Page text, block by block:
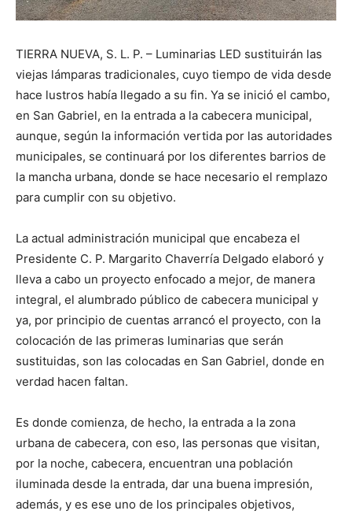
TIERRA NUEVA, S. L. P. – Luminarias LED sustituirán las
viejas lámparas tradicionales, cuyo tiempo de vida desde
hace lustros había llegado a su fin. Ya se inició el cambo,
en San Gabriel, en la entrada a la cabecera municipal,
aunque, según la información vertida por las autoridades
municipales, se continuará por los diferentes barrios de
la mancha urbana, donde se hace necesario el remplazo
para cumplir con su objetivo.
La actual administración municipal que encabeza el
Presidente C. P. Margarito Chaverría Delgado elaboró y
lleva a cabo un proyecto enfocado a mejor, de manera
integral, el alumbrado público de cabecera municipal y
ya, por principio de cuentas arrancó el proyecto, con la
colocación de las primeras luminarias que serán
sustituidas, son las colocadas en San Gabriel, donde en
verdad hacen faltan.
Es donde comienza, de hecho, la entrada a la zona
urbana de cabecera, con eso, las personas que visitan,
por la noche, cabecera, encuentran una población
iluminada desde la entrada, dar una buena impresión,
además, y es ese uno de los principales objetivos,